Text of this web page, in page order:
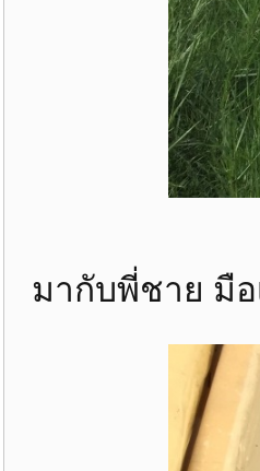
มากับพี่ชาย มื